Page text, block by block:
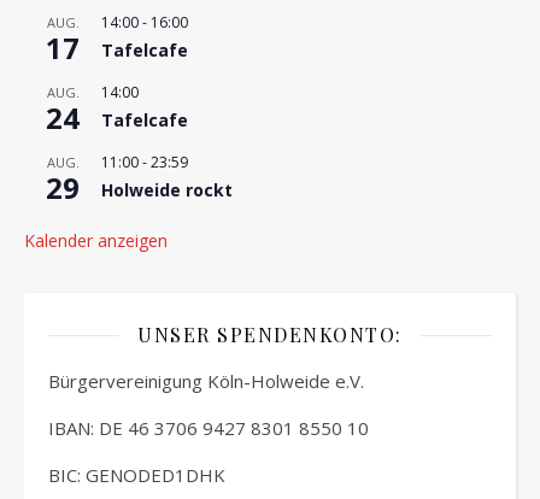
AUG.
17
14:00- 16:00
Tafelcafe
AUG.
24
14:00
Tafelcafe
AUG.
29
11:00-23:59
Holweide rockt
Kalender anzeigen
UNSER SPENDENKONTO:
Bürgervereinigung Köln-Holweide e.V.
IBAN: DE 46 3706 9427 8301 8550 10
BIC: GENODED1DHK